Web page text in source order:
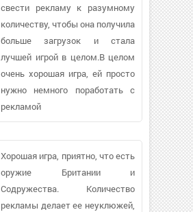
свести рекламу к разумному
количеству, чтобы она получила
больше загрузок и стала
лучшей игрой в целом.В целом
очень хорошая игра, ей просто
нужно немного поработать с
рекламой
Хорошая игра, приятно, что есть
оружие Британии и
Содружества. Количество
рекламы делает ее неуклюжей,